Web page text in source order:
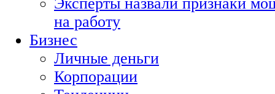
на работу
Бизнес
Личные деньги
Корпорации